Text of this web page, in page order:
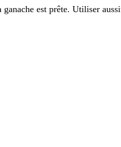
est prête. Utiliser